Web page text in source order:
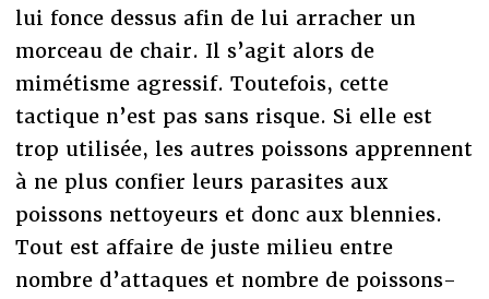
lui fonce dessus afin de lui arracher un
morceau de chair. Il s’agit alors de
mimétisme agressif. Toutefois, cette
tactique n’est pas sans risque. Si elle est
trop utilisée, les autres poissons apprennent
à ne plus confier leurs parasites aux
poissons nettoyeurs et donc aux blennies.
Tout est affaire de juste milieu entre
nombre d’attaques et nombre de poissons-